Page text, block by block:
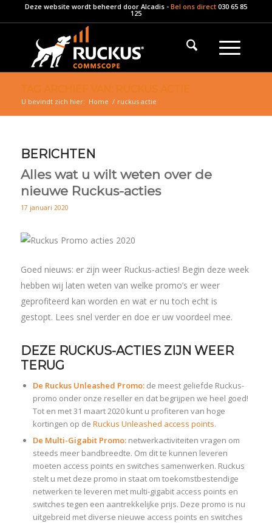
Deze website wordt beheerd door Alcadis- Bel ons direct 030 65 85
125
U bevindt zich hier: Home / ruckus actie
BERICHTEN
Alles wat u wilt weten over de
nieuwe Ruckus-acties
17 januari 2020
Goed nieuws: er zijn weer Ruckus-acties! Begin deze week
hebben wij laten weten van welke promo’s er weer
geprofiteerd kan worden en wat er nu toch echt is
gestopt. Lees snel verder en doe er uw voordeel mee.
DEZE RUCKUS-ACTIES ZIJN WEER
TERUG
De Ruckus Unleashed Promo:de meest geliefde Ruckus-
promo onder onze reseller en dat begrijpen we heel goed!
Tot en met 31 maart 2020 kunt u profiteren van hoge
kortingen op de Ruckus Unleashed access points.
De Multi-Gigabit Promo:netwerkactiviteiten vragen om
steeds meer bandbreedte. Om dit te kunnen leveren
moeten access points en switches samenwerken. Ruckus
stelt u met deze promo in staat om toekomstbestendige
netwerken te leveren met multi-gigabit access points en
switches tegen een aantrekkelijke prijs. Deze promo is nu
uitgebreid met diverse nieuwe access points en switches